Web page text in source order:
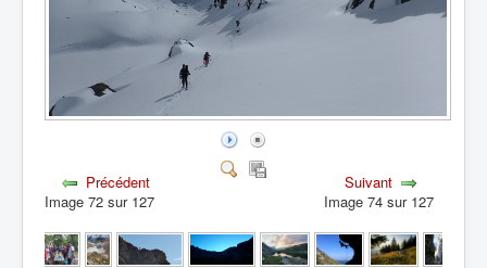
Précédent
Image 72 sur 127
Suivant
Image 74 sur 127